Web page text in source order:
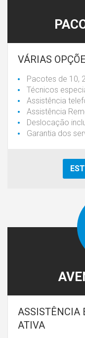
VÁRIAS
Pacotes de 10,
Técnicos
Assistência
Assistência
Deslocação
Garantia dos
ASSISTÊNCIA
ATIVA